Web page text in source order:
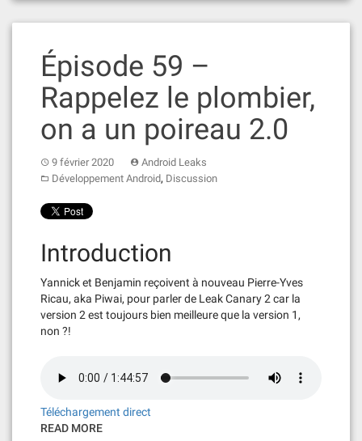
Épisode 59 –
Rappelez le plombier,
on a un poireau 2.0
9 février 2020
Android Leaks
Développement Android, Discussion
Introduction
Yannick et Benjamin reçoivent à nouveau Pierre-Yves
Ricau, aka Piwai, pour parler de Leak Canary 2 car la
version 2 est toujours bien meilleure que la version 1,
non ?!
Téléchargement direct
READ MORE